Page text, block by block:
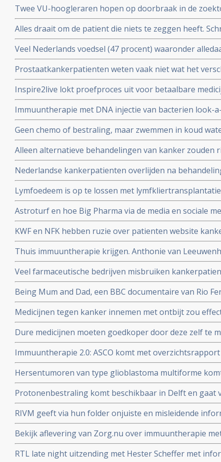
Twee VU-hoogleraren hopen op doorbraak in de
tegen depressie, adhd of autisme, aldus artikel in de
Alles draait om de patient die niets te zeggen heeft.
Parool
Veel Nederlands voedsel (47 procent) waaronder
cornflakes, pasta en hagelslag is besmet met minerale
kanker veroorzaken.
Prostaatkankerpatienten weten vaak niet wat het
behandelingsopties voor hun eigen situatie met niet
realiseren zich onvoldoende wat de verschillende
zijn
Inspire2live lokt proefproces uit voor betaalbare
patentrecht: wat gaat voor?
Immuuntherapie met DNA injectie van bacterien look-
melanomen geeft uitstekende resultaten in
activering van immuunsysteem
Geen chemo of bestraling, maar zwemmen in koud
kiezen voor niet toxische aanpak, door NRC
Alleen alternatieve behandelingen van kanker zouden
hoger maken dan reguliere behandelingen.
Nederlandse kankerpatienten overlijden na
Ross in Bracht Duitsland.
Lymfoedeem is op te lossen met
borstkankerpatient Mirjam Bosgraaf in de Volkskrant
Astroturf en hoe Big Pharma via de media en sociale
misleidt en manipuleert. Zie de TEDtalk van Sheryll
KWF en NFK hebben ruzie over patienten website
dupe te worden van machtstrijd aldus de Volkskrant
Thuis immuuntherapie krijgen. Anthonie van
met immuuntherapie voor longkankerpatienten
Veel farmaceutische bedrijven misbruiken
wetenschappelijk onderzoek, aldus kritisch rapport van
Being Mum and Dad, een BBC documentaire van Rio
Manchester United die zijn vrouw Rebecca verloor aan
Medicijnen tegen kanker innemen met ontbijt zou
dosering zou miljoenen kunnen besparen
Dure medicijnen moeten goedkoper door deze zelf te
Jan Schellens in de DWDD van 8 februari 2017
Immuuntherapie 2.0: ASCO komt met
ontwikkelingen bij kanker van afgelopen jaar en
Hersentumoren van type glioblastoma multiforme
voor terwijl laaggradige vormen van hersentumoren
mobiele telefoons?
Protonenbestraling komt beschikbaar in Delft en gaat
vergoed worden
RIVM geeft via hun folder onjuiste en misleidende
darmkankeronderzoek onder de Nederlandse
Bekijk aflevering van Zorg.nu over immuuntherapie
Schumacher d.d. 1 novermber 2016
RTL late night uitzending met Hester Scheffer met